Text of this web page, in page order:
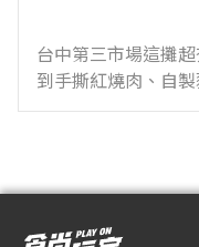
台中第三市場這攤
到手撕紅燒肉、自